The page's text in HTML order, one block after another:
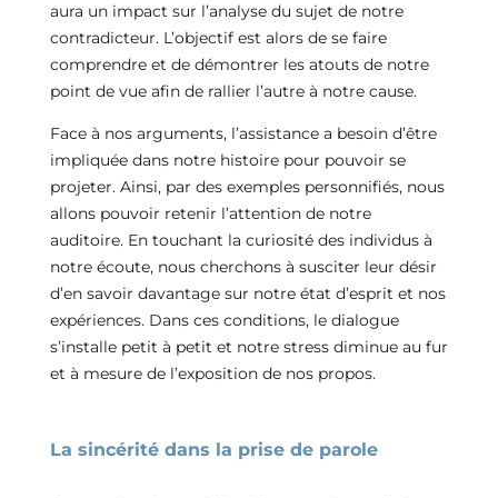
aura un impact sur l’analyse du sujet de notre
contradicteur. L’objectif est alors de se faire
comprendre et de démontrer les atouts de notre
point de vue afin de rallier l’autre à notre cause.
Face à nos arguments, l’assistance a besoin d’être
impliquée dans notre histoire pour pouvoir se
projeter. Ainsi, par des exemples personnifiés, nous
allons pouvoir retenir l’attention de notre
auditoire. En touchant la curiosité des individus à
notre écoute, nous cherchons à susciter leur désir
d’en savoir davantage sur notre état d’esprit et nos
expériences. Dans ces conditions, le dialogue
s’installe petit à petit et notre stress diminue au fur
et à mesure de l’exposition de nos propos.
La sincérité dans la prise de parole